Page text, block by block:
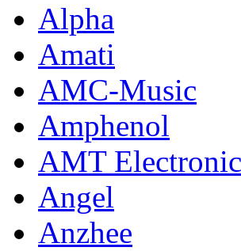
Alpha
Amati
AMC-Music
Amphenol
AMT
Angel
Anzhee